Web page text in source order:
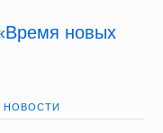
новых
НОВОСТИ